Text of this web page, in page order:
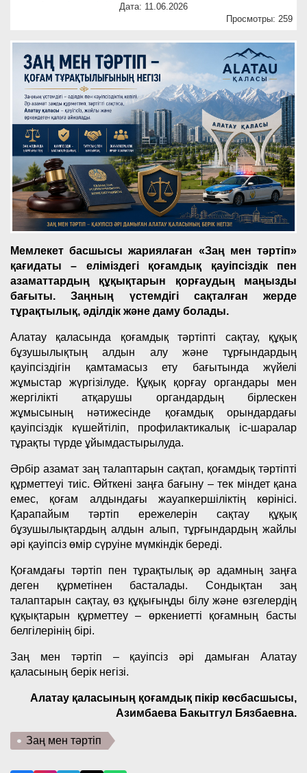
Дата: 11.06.2026
Просмотры: 259
Мемлекет басшысы жариялаған «Заң мен тәртіп»
қағидаты – еліміздегі қоғамдық қауіпсіздік пен
азаматтардың құқықтарын қорғаудың маңызды
бағыты. Заңның үстемдігі сақталған жерде
тұрақтылық, әділдік және даму болады.
Алатау қаласында қоғамдық тәртіпті сақтау, құқық
бұзушылықтың алдын алу және тұрғындардың
қауіпсіздігін қамтамасыз ету бағытында жүйелі
жұмыстар жүргізілуде. Құқық қорғау органдары мен
жергілікті атқарушы органдардың бірлескен
жұмысының нәтижесінде қоғамдық орындардағы
қауіпсіздік күшейтіліп, профилактикалық іс-шаралар
тұрақты түрде ұйымдастырылуда.
Әрбір азамат заң талаптарын сақтап, қоғамдық тәртіпті
құрметтеуі тиіс. Өйткені заңға бағыну – тек міндет қана
емес, қоғам алдындағы жауапкершіліктің көрінісі.
Қарапайым тәртіп ережелерін сақтау құқық
бұзушылықтардың алдын алып, тұрғындардың жайлы
әрі қауіпсіз өмір сүруіне мүмкіндік береді.
Қоғамдағы тәртіп пен тұрақтылық әр адамның заңға
деген құрметінен басталады. Сондықтан заң
талаптарын сақтау, өз құқығыңды білу және өзгелердің
құқықтарын құрметтеу – өркениетті қоғамның басты
белгілерінің бірі.
Заң мен тәртіп – қауіпсіз әрі дамыған Алатау
қаласының берік негізі.
Алатау қаласының қоғамдық пікір көсбасшысы,
Азимбаева Бакытгул Бязбаевна.
Заң мен тәртіп